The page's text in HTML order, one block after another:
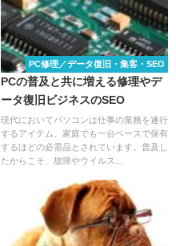
PC修理／データ復旧・集客・SEO
PCの普及と共に増える修理やデ
ータ復旧ビジネスのSEO
現代においてパソコンは仕事の業務を遂行
するアイテム、家庭でも一台ベースで保有
するほどの必需品とされています。普及し
たからこそ、故障やウイルス...